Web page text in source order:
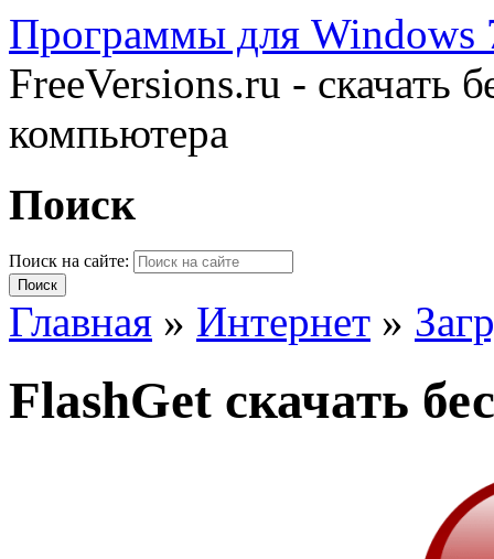
Программы для Windows
FreeVersions.ru - скачать
компьютера
Поиск
Поиск на сайте:
Главная » Интернет »
FlashGet скачать